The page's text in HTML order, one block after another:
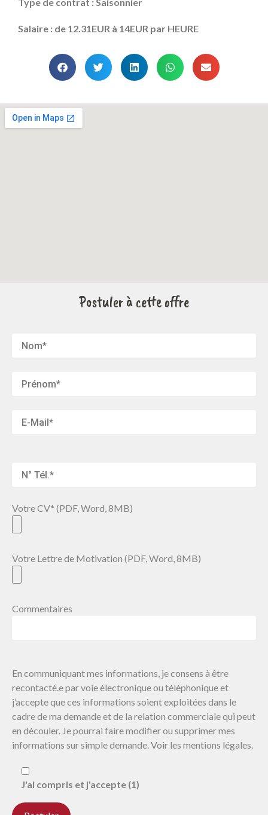
Salaire : de 12.31EUR à 14EUR par HEURE
Postuler à cette offre
Votre CV* (PDF, Word, 8MB)
Votre Lettre de Motivation (PDF, Word, 8MB)
Commentaires
En communiquant mes informations, je consens à être
recontacté.e par voie électronique ou téléphonique et
j’accepte que ces informations soient exploitées dans le
cadre de ma demande et de la relation commerciale qui peut
en découler. Je pourrai faire modifier ou supprimer mes
informations sur simple demande. Voir les mentions légales.
J'ai compris et j'accepte (1)